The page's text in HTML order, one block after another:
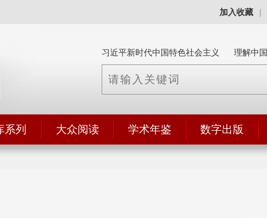
加入收藏 |
习近平新时代中国特色社会主义 理解中国
系列 大众阅读 学术年鉴 数字出版